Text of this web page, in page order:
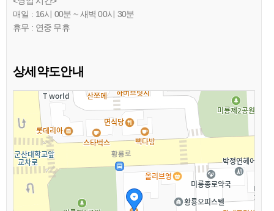
매일 : 16시 00분 ~ 새벽 00시 30분
휴무 : 연중 무휴
상세약도안내